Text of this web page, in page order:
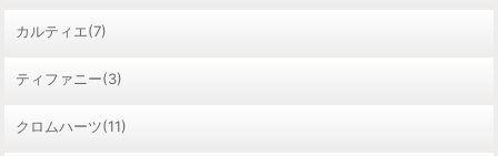
カルティエ(7)
ティファニー(3)
クロムハーツ(11)